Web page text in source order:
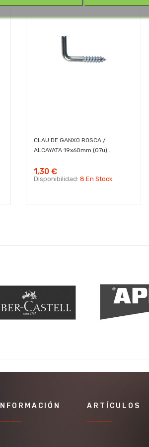
CLAU DE GANXO ROSCA /
ALCAYATA 19x60mm (07u)...
1,30 €
Disponibilidad: 8 En Stock
INFORMACIÓN ARTÍCULOS